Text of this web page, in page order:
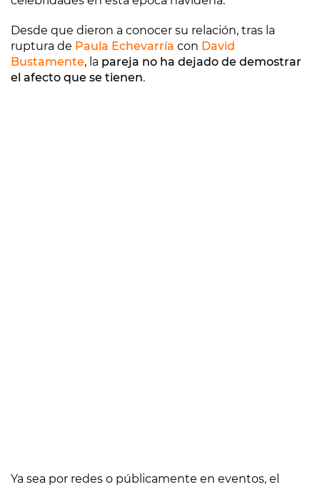
Desde que dieron a conocer su relación, tras la
ruptura de Paula Echevarría con David
Bustamente, la pareja no ha dejado de demostrar
el afecto que se tienen.
Ya sea por redes o públicamente en eventos, el